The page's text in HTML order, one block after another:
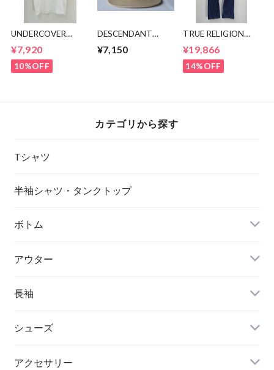
UNDERCOVER
¥7,920
10%OFF
DESCENDANT
¥7,150
TRUE RELIGION
¥19,866
14%OFF
カテゴリから探す
Tシャツ
半袖シャツ・タンクトップ
ボトム
アウター
長袖
シューズ
アクセサリー